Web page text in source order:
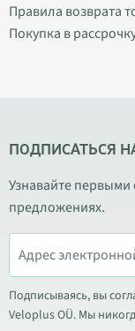
Правила возврата
Покупка в
ПОДПИСАТЬСЯ
Узнавайте
предложениях.
Подписываясь, вы
Veloplus OÜ. Мы